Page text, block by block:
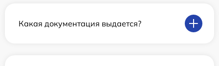
Какая документация выдается?